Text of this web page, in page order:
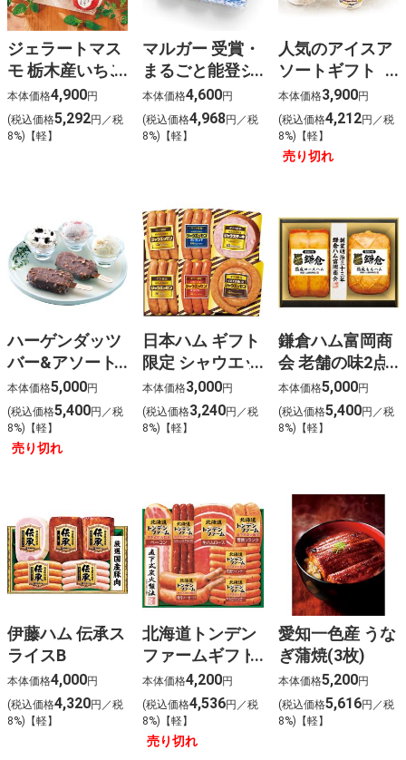
ジェラートマス
モ 栃木産いちご
の食べ比べセッ
ト(6個)
本体価格4,900円
(税込価格5,292円／税
8%)【軽】
マルガー 受賞・
まるごと能登ジ
ェラート2026(8
個)
本体価格4,600円
(税込価格4,968円／税
8%)【軽】
人気のアイスア
ソートギフト
(12個)
本体価格3,900円
(税込価格4,212円／税
8%)【軽】
売り切れ
ハーゲンダッツ
バー&アソート
セット(9個)
本体価格5,000円
(税込価格5,400円／税
8%)【軽】
売り切れ
日本ハム ギフト
限定 シャウエッ
センセット
本体価格3,000円
(税込価格3,240円／税
8%)【軽】
鎌倉ハム富岡商
会 老舗の味2点
セット
本体価格5,000円
(税込価格5,400円／税
8%)【軽】
伊藤ハム 伝承ス
ライスB
本体価格4,000円
(税込価格4,320円／税
8%)【軽】
北海道トンデン
ファームギフト
B
本体価格4,200円
(税込価格4,536円／税
8%)【軽】
売り切れ
愛知一色産 うな
ぎ蒲焼(3枚)
本体価格5,200円
(税込価格5,616円／税
8%)【軽】